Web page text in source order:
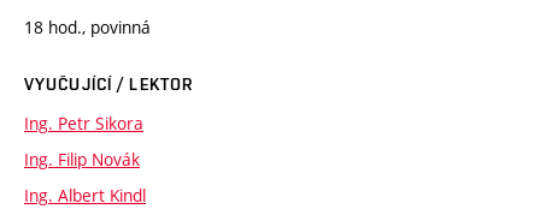
18 hod., povinná
VYUČUJÍCÍ / LEKTOR
Ing. Petr Sikora
Ing. Filip Novák
Ing. Albert Kindl